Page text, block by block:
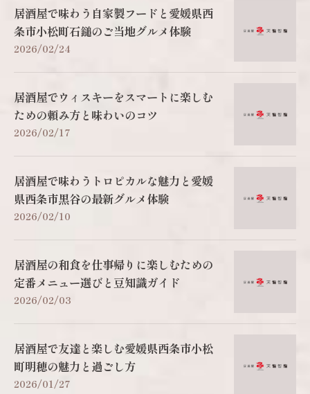
居酒屋で味わう自家製フードと愛媛県西
条市小松町石鎚のご当地グルメ体験
2026/02/24
居酒屋でウィスキーをスマートに楽しむ
ための頼み方と味わいのコツ
2026/02/17
居酒屋で味わうトロピカルな魅力と愛媛
県西条市黒谷の最新グルメ体験
2026/02/10
居酒屋の和食を仕事帰りに楽しむための
定番メニュー選びと豆知識ガイド
2026/02/03
居酒屋で友達と楽しむ愛媛県西条市小松
町明穂の魅力と過ごし方
2026/01/27